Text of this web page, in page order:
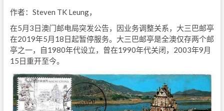
作者：Steven TK Leung，
在5月3日澳门邮电局突发公告，因业务调整关系，大三巴邮亭
在2019年5月18日起暂停服务。大三巴邮亭是全澳仅存两个邮
亭之一，自1980年代设立，曾在1990年代关闭，2003年9月
15日重开至今。